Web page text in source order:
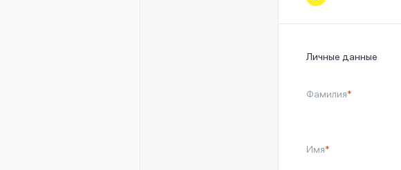
Личные данные
Фамилия*
Имя*